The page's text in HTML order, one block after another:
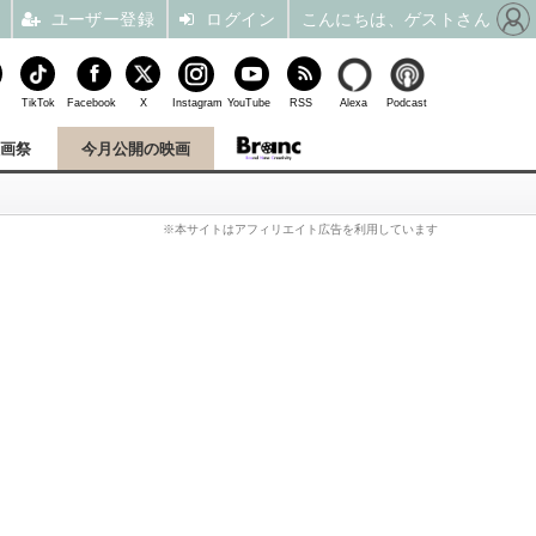
祭 今月公開の映画
※本サイトはアフィリエイト広告を利用しています
TikTok Facebook X Instagram YouTube RSS Alexa Podcast
ユーザー登録 ログイン こんにちは、ゲストさん